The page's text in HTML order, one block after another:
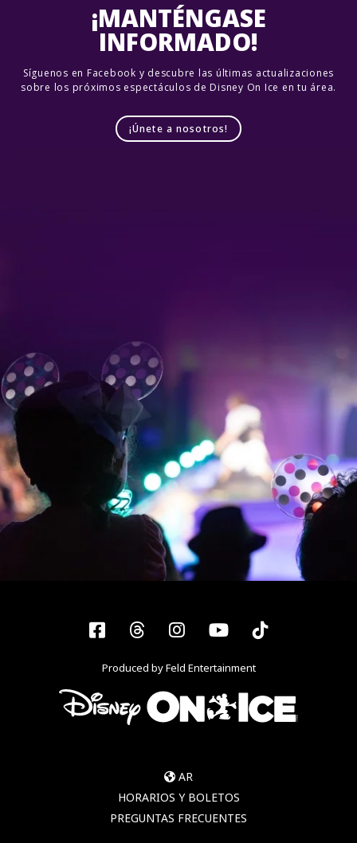
¡MANTÉNGASE
INFORMADO!
Síguenos en Facebook y descubre las últimas actualizaciones
sobre los próximos espectáculos de Disney On Ice en tu área.
¡Únete a nosotros!
Facebook
ThreadsInstagram
YouTubeTiktok
Produced by Feld Entertainment
AR
HORARIOS Y BOLETOS
PREGUNTAS FRECUENTES